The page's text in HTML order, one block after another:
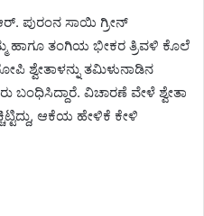
ಪುರಂನ ಸಾಯಿ ಗ್ರೀನ್
ಹಾಗೂ ತಂಗಿಯ ಭೀಕರ ತ್ರಿವಳಿ ಕೊಲೆ
ಶ್ವೇತಾಳನ್ನು ತಮಿಳುನಾಡಿನ
ಬಂಧಿಸಿದ್ದಾರೆ. ವಿಚಾರಣೆ ವೇಳೆ ಶ್ವೇತಾ
ಆಕೆಯ ಹೇಳಿಕೆ ಕೇಳಿ